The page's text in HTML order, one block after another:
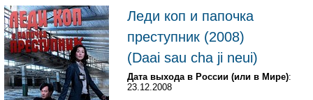
Леди коп и папочка
преступник (2008)
(Daai sau cha ji neui)
Дата выхода в России (или в Мире):
23.12.2008